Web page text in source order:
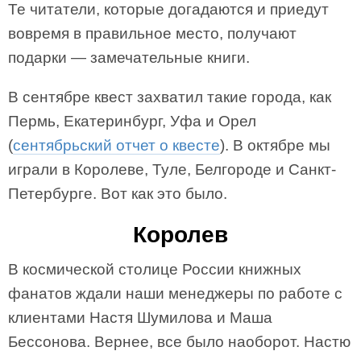
Те читатели, которые догадаются и приедут
вовремя в правильное место, получают
подарки — замечательные книги.
В сентябре квест захватил такие города, как
Пермь, Екатеринбург, Уфа и Орел
(сентябрьский отчет о квесте). В октябре мы
играли в Королеве, Туле, Белгороде и Санкт-
Петербурге. Вот как это было.
Королев
В космической столице России книжных
фанатов ждали наши менеджеры по работе с
клиентами Настя Шумилова и Маша
Бессонова. Вернее, все было наоборот. Настю